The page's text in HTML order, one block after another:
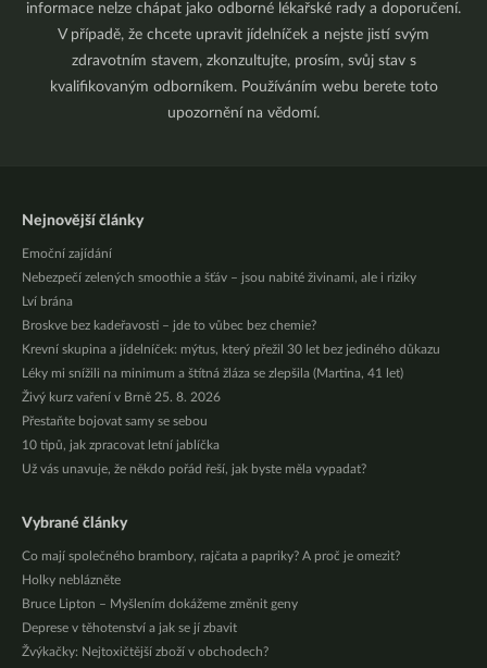
informace nelze chápat jako odborné lékařské rady a doporučení.
V případě, že chcete upravit jídelníček a nejste jistí svým
zdravotním stavem, zkonzultujte, prosím, svůj stav s
kvalifikovaným odborníkem. Používáním webu berete toto
upozornění na vědomí.
Nejnovější články
Emoční zajídání
Nebezpečí zelených smoothie a šťáv – jsou nabité živinami, ale i riziky
Lví brána
Broskve bez kadeřavosti – jde to vůbec bez chemie?
Krevní skupina a jídelníček: mýtus, který přežil 30 let bez jediného důkazu
Léky mi snížili na minimum a štítná žláza se zlepšila (Martina, 41 let)
Živý kurz vaření v Brně 25. 8. 2026
Přestaňte bojovat samy se sebou
10 tipů, jak zpracovat letní jablíčka
Už vás unavuje, že někdo pořád řeší, jak byste měla vypadat?
Vybrané články
Co mají společného brambory, rajčata a papriky? A proč je omezit?
Holky neblázněte
Bruce Lipton – Myšlením dokážeme změnit geny
Deprese v těhotenství a jak se jí zbavit
Žvýkačky: Nejtoxičtější zboží v obchodech?